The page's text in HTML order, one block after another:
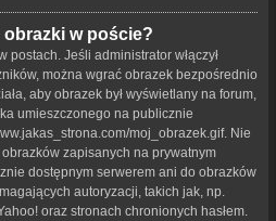
w poście?
postach. Jeśli administrator włączył
można wgrać obrazek bezpośrednio
aby obrazek był wyświetlany na forum,
umieszczonego na publicznie
moj_obrazek.gif. Nie
zapisanych na prywatnym
dostępnym serwerem ani do obrazków
autoryzacji, takich jak, np.
oraz stronach chronionych hasłem.